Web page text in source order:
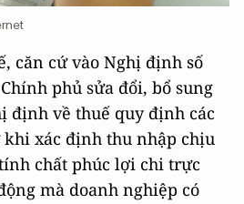
căn cứ vào Nghị định số
phủ sửa đổi, bổ sung
định về thuế quy định các
xác định thu nhập chịu
chất phúc lợi chi trực
mà doanh nghiệp có